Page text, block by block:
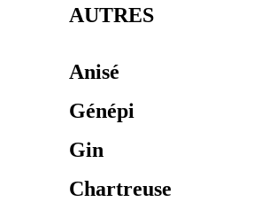
AUTRES
Anisé
Génépi
Gin
Chartreuse